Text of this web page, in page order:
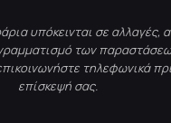
υπόκεινται σε αλλαγές,
των
τηλεφωνικά
επίσκεψή σας.